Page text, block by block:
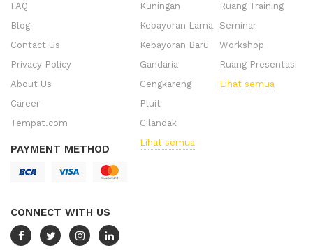
FAQ
Blog
Contact Us
Privacy Policy
About Us
Career
Tempat.com
PAYMENT METHOD
CONNECT WITH US
Kuningan
Kebayoran Lama
Kebayoran Baru
Gandaria
Cengkareng
Pluit
Cilandak
Lihat semua
Ruang Training
Seminar
Workshop
Ruang Presentasi
Lihat semua